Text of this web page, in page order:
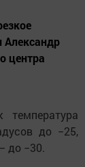
Александр
центра
до −25,
до −30.